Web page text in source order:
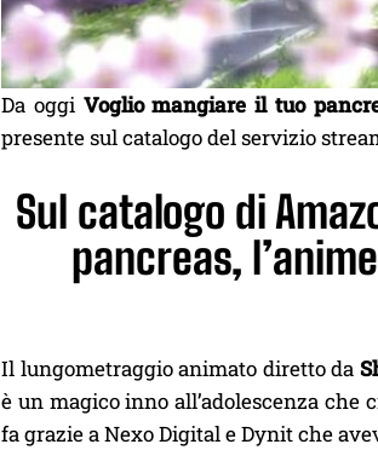
Da oggi Voglio mangiare il tuo
presente sul catalogo del servizio
Sul catalogo di
pancreas,
Il lungometraggio animato diretto da
è un magico inno all’adolescenza
fa grazie a Nexo Digital e Dynit che